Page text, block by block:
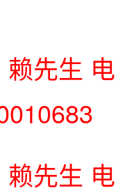
赖先生 电
赖先生 电